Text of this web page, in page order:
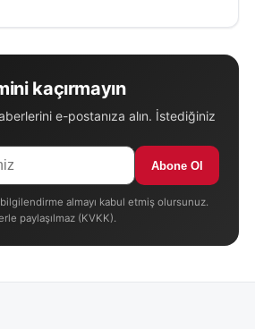
kaçırmayın
e-postanıza alın. İstediğiniz
Abone Ol
almayı kabul etmiş olursunuz.
paylaşılmaz (KVKK).